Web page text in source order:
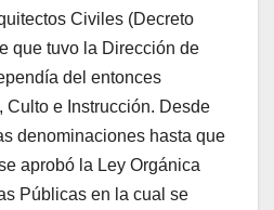
Civiles (Decreto
que tuvo la Dirección de
del entonces
Culto e Instrucción. Desde
denominaciones hasta que
aprobó la Ley Orgánica
Públicas en la cual se